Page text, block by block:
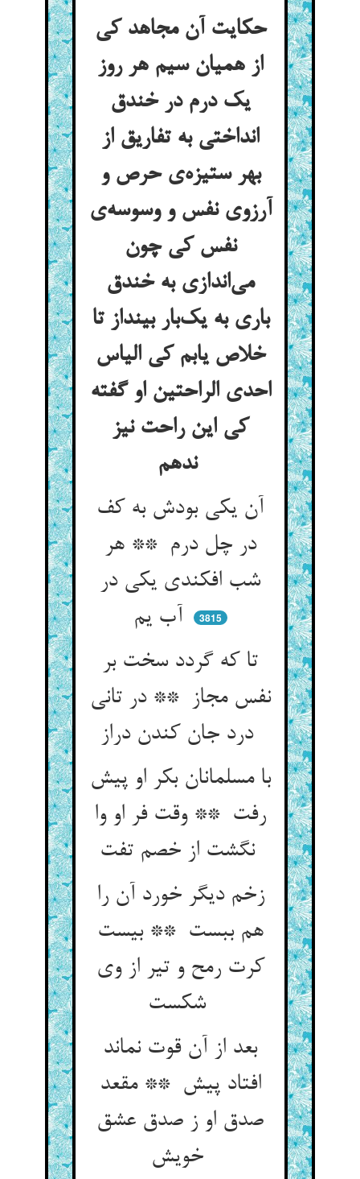
حکایت آن مجاهد کی
از همیان سیم هر روز
یک درم در خندق
انداختی به تفاریق از
بهر ستیزه‌ی حرص و
آرزوی نفس و وسوسه‌ی
نفس کی چون
می‌اندازی به خندق
باری به یک‌بار بینداز تا
خلاص یابم کی الیاس
احدی الراحتین او گفته
کی این راحت نیز
ندهم
آن یکی بودش به کف
در چل درم ** هر
شب افکندی یکی در
3815
تا که گردد سخت بر
نفس مجاز ** در تانی
درد جان کندن دراز
با مسلمانان بکر او پیش
رفت ** وقت فر او وا
نگشت از خصم تفت
زخم دیگر خورد آن را
هم ببست ** بیست
کرت رمح و تیر از وی
شکست
بعد از آن قوت نماند
افتاد پیش ** مقعد
صدق او ز صدق عشق
خویش